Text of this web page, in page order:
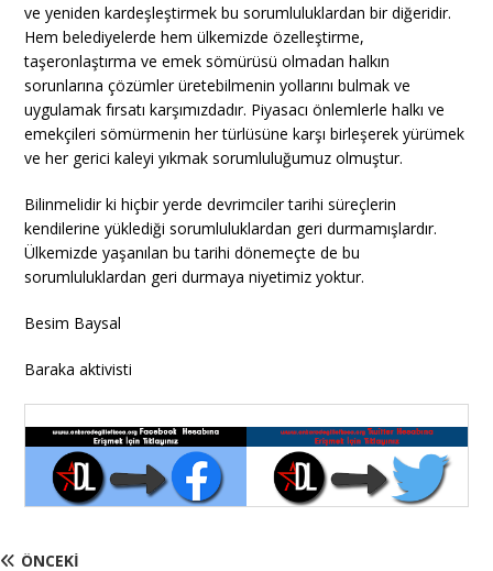
ve yeniden kardeşleştirmek bu sorumluluklardan bir diğeridir.
Hem belediyelerde hem ülkemizde özelleştirme,
taşeronlaştırma ve emek sömürüsü olmadan halkın
sorunlarına çözümler üretebilmenin yollarını bulmak ve
uygulamak fırsatı karşımızdadır. Piyasacı önlemlerle halkı ve
emekçileri sömürmenin her türlüsüne karşı birleşerek yürümek
ve her gerici kaleyi yıkmak sorumluluğumuz olmuştur.
Bilinmelidir ki hiçbir yerde devrimciler tarihi süreçlerin
kendilerine yüklediği sorumluluklardan geri durmamışlardır.
Ülkemizde yaşanılan bu tarihi dönemeçte de bu
sorumluluklardan geri durmaya niyetimiz yoktur.
Besim Baysal
Baraka aktivisti
ÖNCEKI